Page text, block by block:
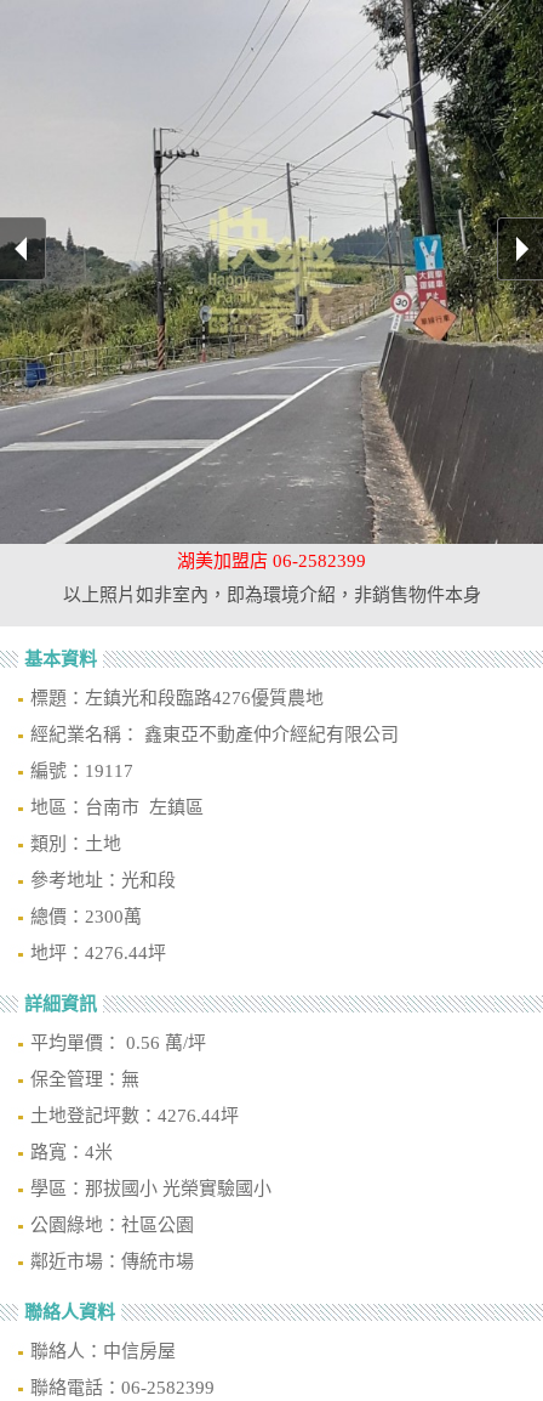
湖美加盟店 06-2582399
以上照片如非室內，即為環境介紹，非銷售物件本身
基本資料
標題：左鎮光和段臨路4276優質農地
經紀業名稱： 鑫東亞不動產仲介經紀有限公司
編號：19117
地區：台南市 左鎮區
類別：土地
參考地址：光和段
總價：2300萬
地坪：4276.44坪
詳細資訊
平均單價： 0.56 萬/坪
保全管理：無
土地登記坪數：4276.44坪
路寬：4米
學區：那拔國小 光榮實驗國小
公園綠地：社區公園
鄰近市場：傳統市場
聯絡人資料
聯絡人：中信房屋
聯絡電話：06-2582399